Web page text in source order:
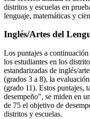
distritos y escuelas en
lenguaje, matemáticas y
Inglés/Artes del
Los puntajes a
los estudiantes en los
estandarizadas de inglés/
(grados 3 a 8), la
(grado 11). Estos puntajes,
desempeño", se miden en
de 75 el objetivo de
distritos y escuelas.